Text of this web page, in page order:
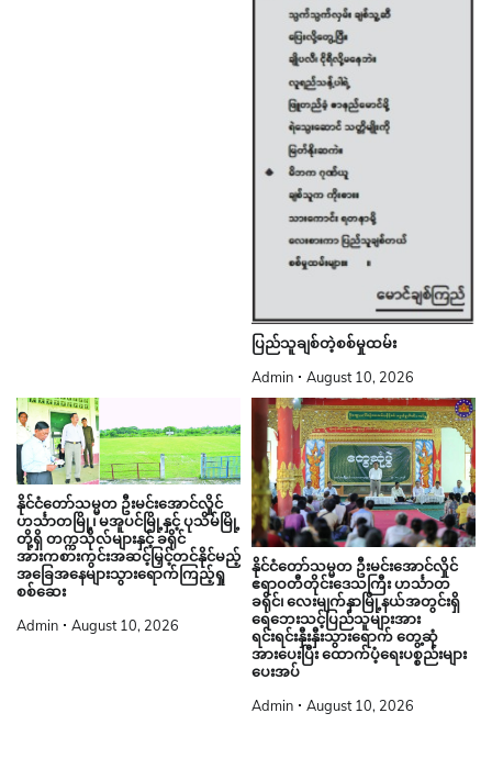
ပြည်သူချစ်တဲ့စစ်မှုထမ်း
Admin August 10, 2026
နိုင်ငံတော်သမ္မတ ဦးမင်းအောင်လှိုင်
ဟင်္သာတမြို့၊ မအူပင်မြို့နှင့် ပုသိမ်မြို့
တို့ရှိ တက္ကသိုလ်များနှင့် ခရိုင်
အားကစားကွင်းအဆင့်မြှင့်တင်နိုင်မည့်
အခြေအနေများသွားရောက်ကြည့်ရှု
စစ်ဆေး
Admin August 10, 2026
နိုင်ငံတော်သမ္မတ ဦးမင်းအောင်လှိုင်
ဧရာဝတီတိုင်းဒေသကြီး ဟင်္သာတ
ခရိုင်၊ လေးမျက်နှာမြို့နယ်အတွင်းရှိ
ရေဘေးသင့်ပြည်သူများအား
ရင်းရင်းနှီးနှီးသွားရောက် တွေ့ဆုံ
အားပေးပြီး ထောက်ပံ့ရေးပစ္စည်းများ
ပေးအပ်
Admin August 10, 2026